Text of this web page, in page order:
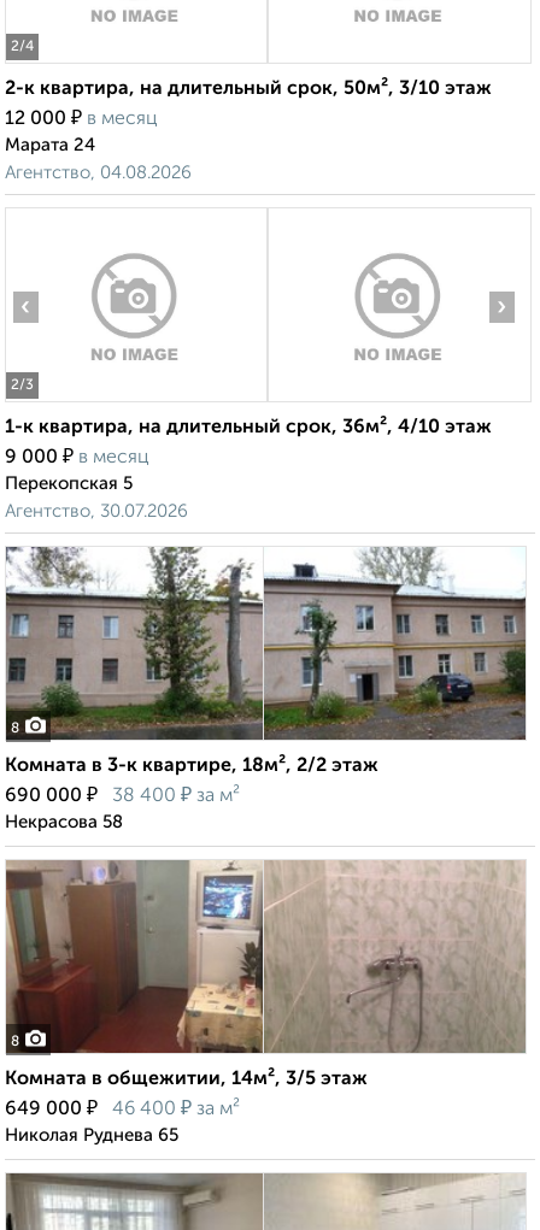
2/4
2-к квартира, на длительный срок, 50м², 3/10 этаж
12 000 ₽ в месяц
Марата 24
Агентство, 04.08.2026
2/3
‹ ›
1-к квартира, на длительный срок, 36м², 4/10 этаж
9 000 ₽ в месяц
Перекопская 5
Агентство, 30.07.2026
8
Комната в 3-к квартире, 18м², 2/2 этаж
690 000 ₽ 38 400 ₽ за м²
Некрасова 58
8
Комната в общежитии, 14м², 3/5 этаж
649 000 ₽ 46 400 ₽ за м²
Николая Руднева 65